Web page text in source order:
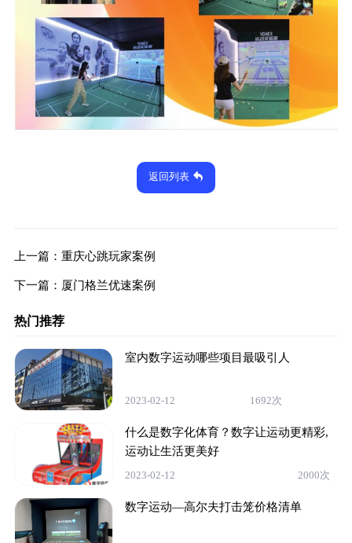
返回列表
上一篇： 重庆心跳玩家案例
下一篇： 厦门格兰优速案例
热门推荐
室内数字运动哪些项目最吸引人
2023-02-12 1692次
什么是数字化体育？数字让运动更精彩,
运动让生活更美好
2023-02-12 2000次
数字运动—高尔夫打击笼价格清单